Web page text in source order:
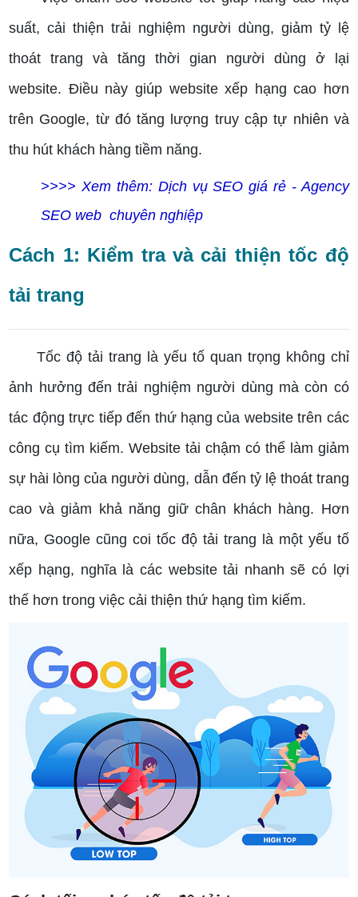
suất, cải thiện trải nghiệm người dùng, giảm tỷ lệ
thoát trang và tăng thời gian người dùng ở lại
website. Điều này giúp website xếp hạng cao hơn
trên Google, từ đó tăng lượng truy cập tự nhiên và
thu hút khách hàng tiềm năng.
>>>> Xem thêm: Dịch vụ SEO giá rẻ - Agency
SEO web chuyên nghiệp
Cách 1: Kiểm tra và cải thiện tốc độ
tải trang
Tốc độ tải trang là yếu tố quan trọng không chỉ
ảnh hưởng đến trải nghiệm người dùng mà còn có
tác động trực tiếp đến thứ hạng của website trên các
công cụ tìm kiếm. Website tải chậm có thể làm giảm
sự hài lòng của người dùng, dẫn đến tỷ lệ thoát trang
cao và giảm khả năng giữ chân khách hàng. Hơn
nữa, Google cũng coi tốc độ tải trang là một yếu tố
xếp hạng, nghĩa là các website tải nhanh sẽ có lợi
thế hơn trong việc cải thiện thứ hạng tìm kiếm.